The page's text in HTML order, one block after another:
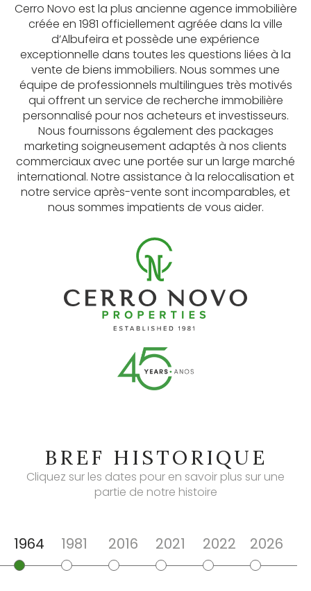
Cerro Novo est la plus ancienne agence immobilière
créée en 1981 officiellement agréée dans la ville
d’Albufeira et possède une expérience
exceptionnelle dans toutes les questions liées à la
vente de biens immobiliers. Nous sommes une
équipe de professionnels multilingues très motivés
qui offrent un service de recherche immobilière
personnalisé pour nos acheteurs et investisseurs.
Nous fournissons également des packages
marketing soigneusement adaptés à nos clients
commerciaux avec une portée sur un large marché
international. Notre assistance à la relocalisation et
notre service après-vente sont incomparables, et
nous sommes impatients de vous aider.
BREF HISTORIQUE
Cliquez sur les dates pour en savoir plus sur une
partie de notre histoire
1964 1981 2016 2021 2022 2026